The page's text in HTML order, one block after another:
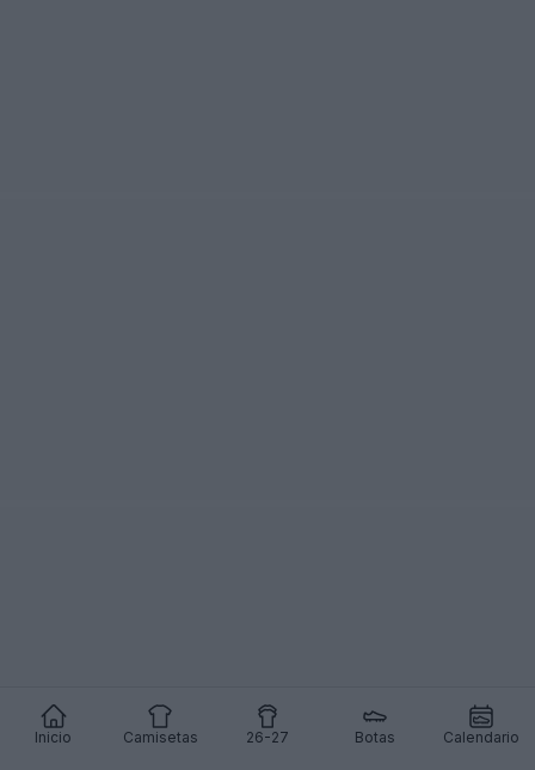
Inicio Camisetas 26-27 Botas Calendario